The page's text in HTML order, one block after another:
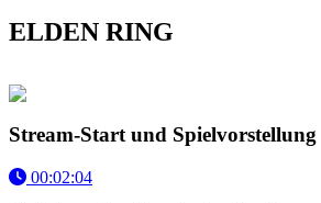
ELDEN RING
Stream-Start und Spielvorstellung
00:02:04